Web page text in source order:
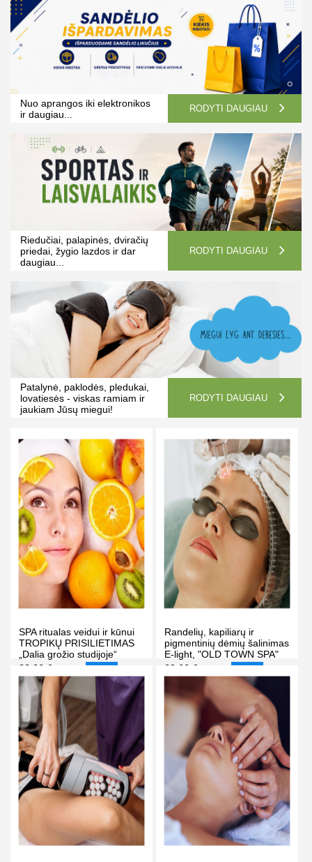
Nuo aprangos iki elektronikos
ir daugiau...
RODYTI DAUGIAU
Riedučiai, palapinės, dviračių
priedai, žygio lazdos ir dar
daugiau...
RODYTI DAUGIAU
Patalynė, paklodės, pledukai,
lovatiesės - viskas ramiam ir
jaukiam Jūsų miegui!
RODYTI DAUGIAU
SPA ritualas veidui ir kūnui
TROPIKŲ PRISILIETIMAS
„Dalia grožio studijoje“
Vilniuje
38.00 €
PIRKTI
Randelių, kapiliarų ir
pigmentinių dėmių šalinimas
E-light, "OLD TOWN SPA"
masažo ir grožio klinikoje
Vilniuje
39.00 €
PIRKTI